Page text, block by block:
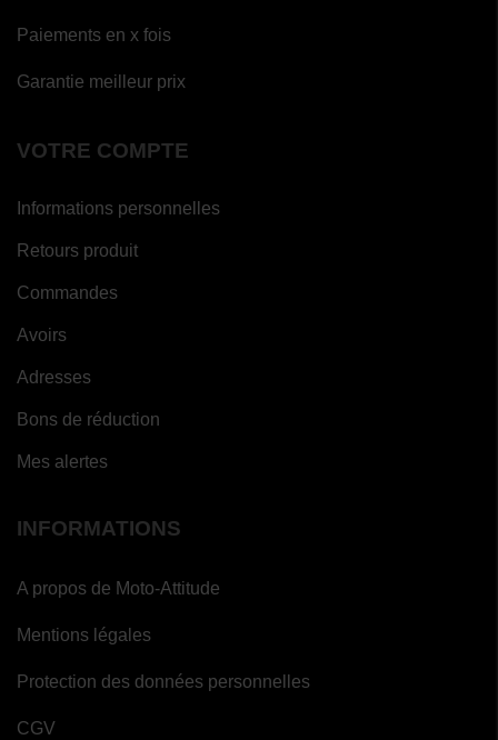
Paiements en x fois
Garantie meilleur prix
VOTRE COMPTE
Informations personnelles
Retours produit
Commandes
Avoirs
Adresses
Bons de réduction
Mes alertes
INFORMATIONS
A propos de Moto-Attitude
Mentions légales
Protection des données personnelles
CGV